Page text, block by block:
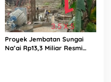
Proyek Jembatan Sungai
Na’ai Rp13,3 Miliar Resmi